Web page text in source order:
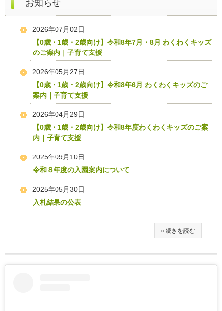
お知らせ
2026年07月02日
【0歳・1歳・2歳向け】令和8年7月・8月 わくわくキッズ
のご案内｜子育て支援
2026年05月27日
【0歳・1歳・2歳向け】令和8年6月 わくわくキッズのご
案内｜子育て支援
2026年04月29日
【0歳・1歳・2歳向け】令和8年度わくわくキッズのご案
内｜子育て支援
2025年09月10日
令和８年度の入園案内について
2025年05月30日
入札結果の公表
» 続きを読む